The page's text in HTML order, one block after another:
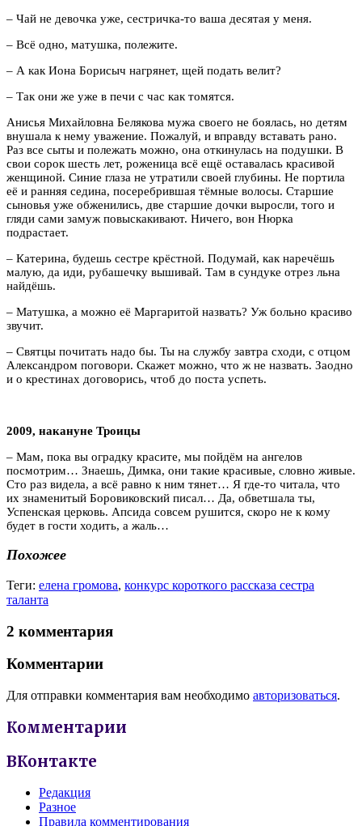
– Чай не девочка уже, сестричка-то ваша десятая у меня.
– Всё одно, матушка, полежите.
– А как Иона Борисыч нагрянет, щей подать велит?
– Так они же уже в печи с час как томятся.
Анисья Михайловна Белякова мужа своего не боялась, но детям
внушала к нему уважение. Пожалуй, и вправду вставать рано.
Раз все сыты и полежать можно, она откинулась на подушки. В
свои сорок шесть лет, роженица всё ещё оставалась красивой
женщиной. Синие глаза не утратили своей глубины. Не портила
её и ранняя седина, посеребрившая тёмные волосы. Старшие
сыновья уже обженились, две старшие дочки выросли, того и
гляди сами замуж повыскакивают. Ничего, вон Нюрка
подрастает.
– Катерина, будешь сестре крёстной. Подумай, как наречёшь
малую, да иди, рубашечку вышивай. Там в сундуке отрез льна
найдёшь.
– Матушка, а можно её Маргаритой назвать? Уж больно красиво
звучит.
– Святцы почитать надо бы. Ты на службу завтра сходи, с отцом
Александром поговори. Скажет можно, что ж не назвать. Заодно
и о крестинах договорись, чтоб до поста успеть.
2009, накануне Троицы
– Мам, пока вы оградку красите, мы пойдём на ангелов
посмотрим… Знаешь, Димка, они такие красивые, словно живые.
Сто раз видела, а всё равно к ним тянет… Я где-то читала, что
их знаменитый Боровиковский писал… Да, обветшала ты,
Успенская церковь. Апсида совсем рушится, скоро не к кому
будет в гости ходить, а жаль…
Похожее
Теги: елена громова, конкурс короткого рассказа сестра
таланта
2 комментария
Комментарии
Для отправки комментария вам необходимо авторизоваться.
Комментарии
ВКонтакте
Редакция
Разное
Правила комментирования